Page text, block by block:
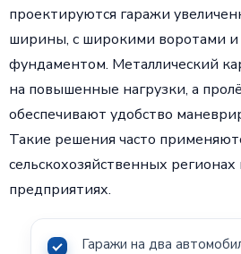
проектируются гаражи
ширины, с широкими воротами
фундаментом. Металлический
на повышенные нагрузки, а
обеспечивают удобство
Такие решения часто
сельскохозяйственных
предприятиях.
Гаражи на два